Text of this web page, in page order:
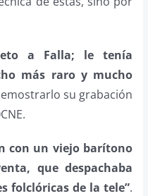
a Falla; le tenía
más raro y mucho
su grabación
con un viejo barítono
que despachaba
folclóricas de la tele”.